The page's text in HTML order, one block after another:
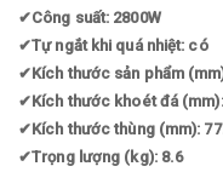
✔Công suất: 2800W
✔Tự ngắt khi quá nhiệt: có
✔Kích thước sản phẩm
✔Kích thước khoét đá
✔Kích thước thùng (mm):
✔Trọng lượng (kg): 8.6